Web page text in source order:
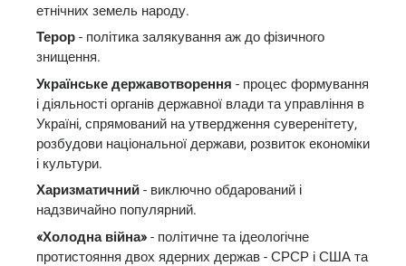
етнічних земель народу.
Терор - політика залякування аж до фізичного
знищення.
Українське державотворення - процес формування
і діяльності органів державної влади та управління в
Україні, спрямований на утвердження суверенітету,
розбудови національної держави, розвиток економіки
і культури.
Харизматичний - виключно обдарований і
надзвичайно популярний.
«Холодна війна» - політичне та ідеологічне
протистояння двох ядерних держав - СРСР і США та